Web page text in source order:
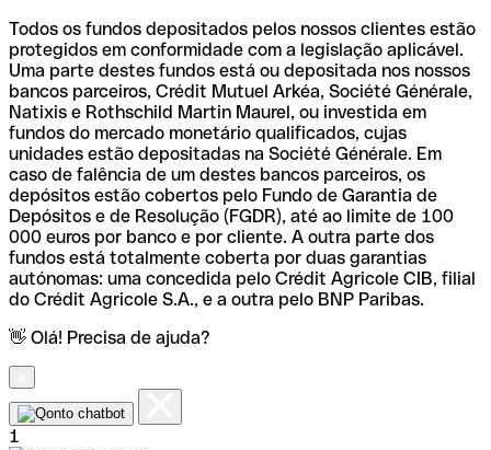
Todos os fundos depositados pelos nossos clientes estão
protegidos em conformidade com a legislação aplicável.
Uma parte destes fundos está ou depositada nos nossos
bancos parceiros, Crédit Mutuel Arkéa, Société Générale,
Natixis e Rothschild Martin Maurel, ou investida em
fundos do mercado monetário qualificados, cujas
unidades estão depositadas na Société Générale. Em
caso de falência de um destes bancos parceiros, os
depósitos estão cobertos pelo Fundo de Garantia de
Depósitos e de Resolução (FGDR), até ao limite de 100
000 euros por banco e por cliente. A outra parte dos
fundos está totalmente coberta por duas garantias
autónomas: uma concedida pelo Crédit Agricole CIB, filial
do Crédit Agricole S.A., e a outra pelo BNP Paribas.
👋 Olá! Precisa de ajuda?
1